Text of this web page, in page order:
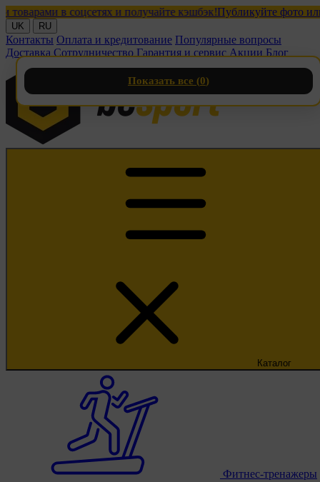
в соцсетях и получайте кэшбэк!Публикуйте фото или
UK RU
Контакты Оплата и кредитование Популярные вопросы
Доставка Сотрудничество Гарантия и сервис Акции Блог
Каталог
Фитнес-тренажеры
Показать все (0)